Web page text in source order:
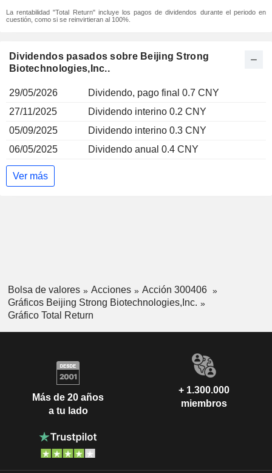
La rentabilidad "Total Return" incluye los pagos de dividendos durante el periodo en
cuestión, como si se reinvirtieran al 100%.
Dividendos pasados sobre Beijing Strong
Biotechnologies,Inc..
29/05/2026
Dividendo, pago final 0.7 CNY
27/11/2025
Dividendo interino 0.2 CNY
05/09/2025
Dividendo interino 0.3 CNY
06/05/2025
Dividendo anual 0.4 CNY
Ver más
Bolsa de valores Acciones
Acción 300406
Gráficos Beijing Strong Biotechnologies,Inc.
Gráfico Total Return
Más de 20 años
a tu lado
+ 1.300.000
miembros